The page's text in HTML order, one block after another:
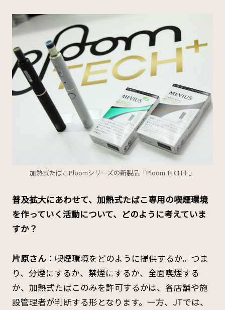
加熱式たばこPloomシリーズの新製品「Ploom TECH＋」
――普及拡大にあわせて、加熱式たばこ専用の喫煙環境
を作っていく活動について、どのように考えていま
すか？
片原さん： 喫煙環境をどのように提供するか。つま
り、分煙にするか、禁煙にするか、全面喫煙する
か、加熱式たばこのみを許可するかは、各店舗や施
設管理者が判断する形となります。一方、JTでは、